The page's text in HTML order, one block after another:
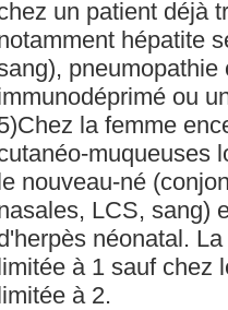
un patient déjà
hépatite
pneumopathie
ou
la femme
muqueuses
nouveau-né
LCS, sang)
néonatal.
à 1 sauf chez
à 2.